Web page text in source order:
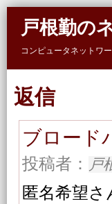
戸根勤の
コンピュータネットワ
返信
ブロード
投稿者： 戸
匿名希望さ